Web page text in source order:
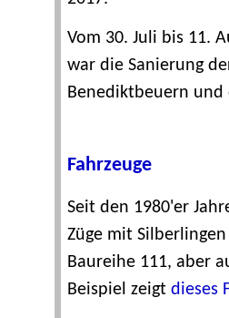
Vom 30. Juli bis 11.
war die Sanierung
Benediktbeuern
Fahrzeuge
Seit den 1980'er
Züge mit
Baureihe 111, aber
Beispiel zeigt dieses